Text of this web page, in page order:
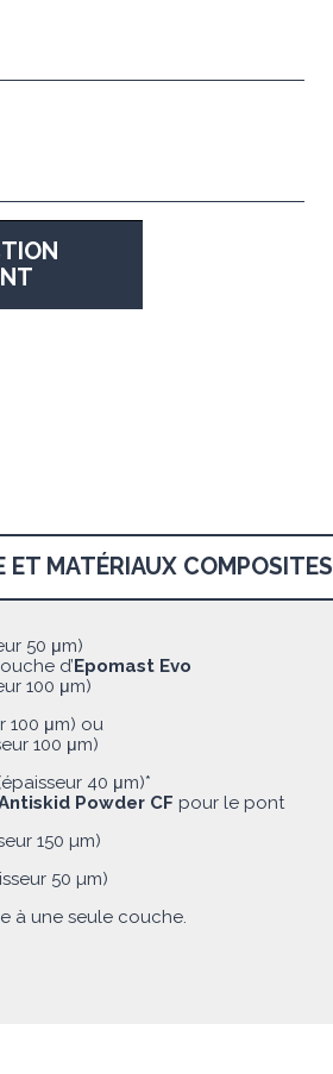
50 μm)
d’Epomast Evo
100 μm)
100 μm) ou
100 μm)
40 μm)*
Powder CF pour le pont
150 µm)
50 µm)
à une seule couche.
ET MATÉRIAUX COMPOSITES